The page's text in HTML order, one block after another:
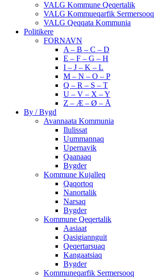
VALG Kommune Qeqertalik
VALG Kommueqarfik Sermersooq
VALG Qeqqata Kommunia
Politikere
FORNAVN
A – B – C – D
E – F – G – H
I – J – K – L
M – N – O – P
Q – R – S – T
U – V – X – Y
Z – Æ – Ø – Å
By / Bygd
Avannaata Kommunia
Ilulissat
Uummannaq
Upernavik
Qaanaaq
Bygder
Kommune Kujalleq
Qaqortoq
Nanortalik
Narsaq
Bygder
Kommune Qeqertalik
Aasiaat
Qasigiannguit
Qeqertarsuaq
Kangaatsiaq
Bygder
Kommuneqarfik Sermersooq